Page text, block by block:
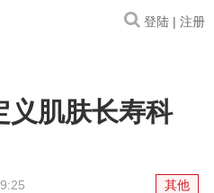
登陆 | 注册
义肌肤长寿科
其他